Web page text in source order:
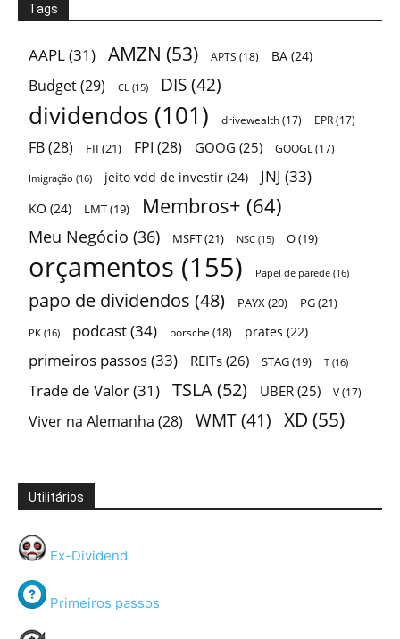
Tags
AAPL(31) AMZN (53) APTS (18) BA (24)
Budget(29) CL (15) DIS (42)
dividendos (101) drivewealth(17) EPR(17)
FB(28) FII (21) FPI (28) GOOG (25) GOOGL (17)
Imigração (16) jeito vdd de investir (24) JNJ (33)
KO (24) LMT(19) Membros+ (64)
Meu Negócio (36) MSFT(21) NSC (15) O(19)
orçamentos (155) Papel de parede (16)
papo de dividendos (48) PAYX(20) PG(21)
PK (16) podcast(34) porsche (18) prates (22)
primeiros passos(33) REITs (26) STAG(19) T (16)
Trade de Valor(31) TSLA(52) UBER (25) V(17)
Viver na Alemanha (28) WMT (41) XD (55)
Utilitários
Ex-Dividend
Primeiros passos